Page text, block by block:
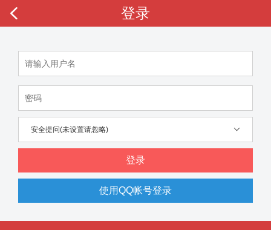
登录
安全提问(未设置请忽略)
登录
使用QQ帐号登录